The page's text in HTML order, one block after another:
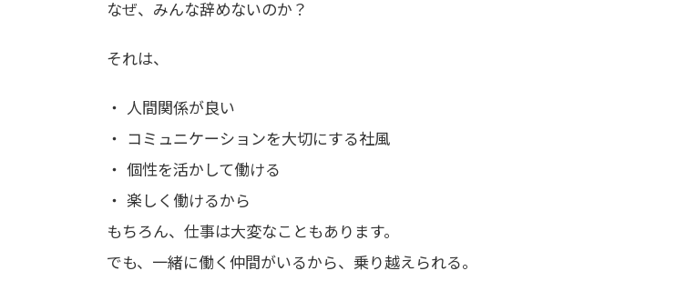
なぜ、みんな辞めないのか？
それは、
人間関係が良い
コミュニケーションを大切にする社風
個性を活かして働ける
楽しく働けるから
もちろん、仕事は大変なこともあります。
でも、一緒に働く仲間がいるから、乗り越えられる。